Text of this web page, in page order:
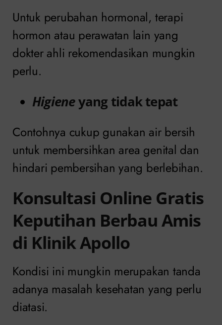
Untuk perubahan hormonal, terapi
hormon atau perawatan lain yang
dokter ahli rekomendasikan mungkin
perlu.
Higieneyang tidak tepat
Contohnya cukup gunakan air bersih
untuk membersihkan area genital dan
hindari pembersihan yang berlebihan.
Konsultasi Online Gratis
Keputihan Berbau Amis
di Klinik Apollo
Kondisi ini mungkin merupakan tanda
adanya masalah kesehatan yang perlu
diatasi.